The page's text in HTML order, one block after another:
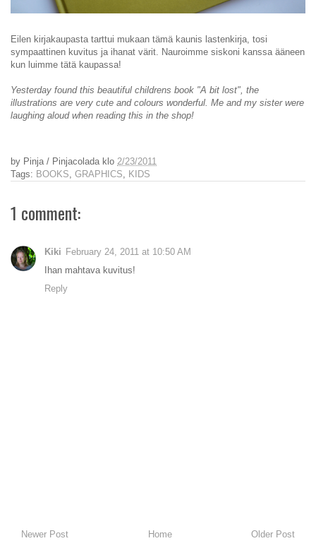
Eilen kirjakaupasta tarttui mukaan tämä kaunis lastenkirja, tosi
sympaattinen kuvitus ja ihanat värit. Nauroimme siskoni kanssa ääneen
kun luimme tätä kaupassa!
Yesterday found this beautiful childrens book "A bit lost", the
illustrations are very cute and colours wonderful. Me and my sister were
laughing aloud when reading this in the shop!
by Pinja / Pinjacolada klo 2/23/2011
Tags: BOOKS GRAPHICS KIDS
1 comment:
Kiki February 24, 2011 at 10:50 AM
Ihan mahtava kuvitus!
Reply
Newer Post Older Post
Home